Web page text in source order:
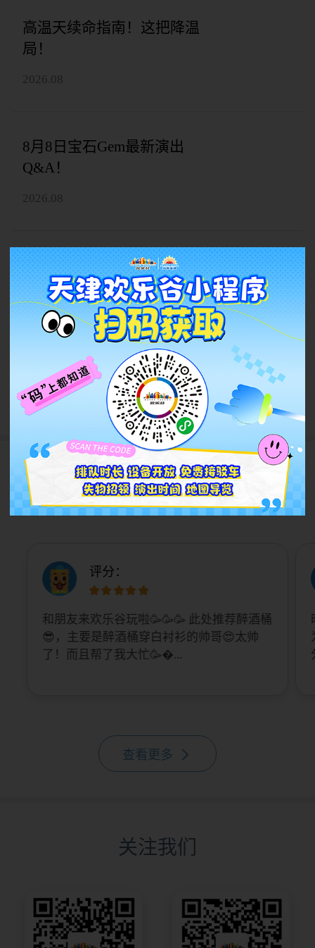
高温天续命指南！这把降温
局！
2026.08
8月8日宝石Gem最新演出
Q&A！
2026.08
2万起征集“一出好戏”！天欢
邀你一起搞事情！
2026.08
查看更多
游客评论
评分：
和朋友来欢乐谷玩啦🥳🥳🥳 此处推荐醉酒桶
😎，主要是醉酒桶穿白衬衫的帅哥😍太帅
了！而且帮了我大忙🥳...
查看更多
关注我们